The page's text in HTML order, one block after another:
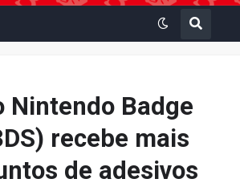
Nintendo Badge
recebe mais
de adesivos